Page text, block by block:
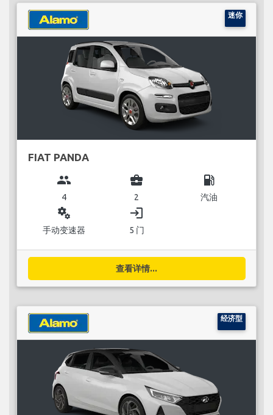
迷你
FIAT PANDA
group
4
business_center
2
local_gas_station
汽油
miscellaneous_services
手动变速器
login
5 门
查看详情...
经济型